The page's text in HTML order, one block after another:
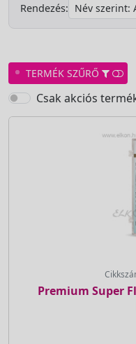
Rendezés:
TERMÉK SZŰRŐ
Csak akciós
Premium Super